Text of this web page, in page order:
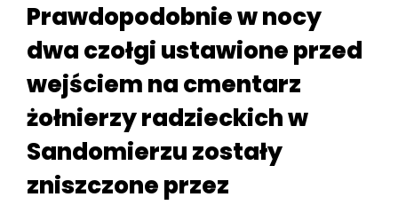
Prawdopodobnie w nocy
dwa czołgi ustawione przed
wejściem na cmentarz
żołnierzy radzieckich w
Sandomierzu zostały
zniszczone przez